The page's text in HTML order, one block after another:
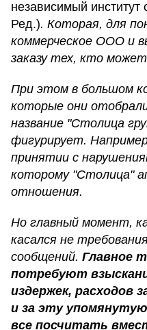
независимый
Ред.). Которая, для
коммерческое ООО и
заказу тех, кто
При этом в большом
которые они
название "Столица
фигурирует.
принятии с
которому "Столица"
отношения.
Но главный момент,
касался не
сообщений. Главное
потребуют
издержек, расходов
и за эту
все посчитать